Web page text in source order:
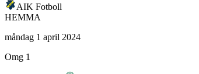
AIK Fotboll
HEMMA
måndag 1 april 2024
Omg 1